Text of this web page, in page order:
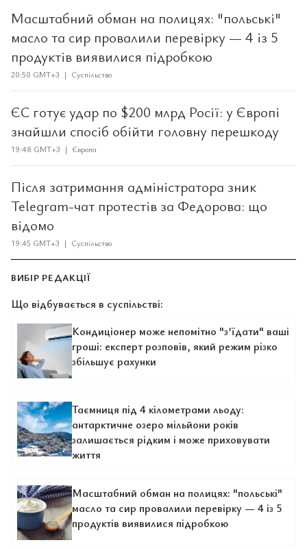
Масштабний обман на полицях: "польські"
масло та сир провалили перевірку — 4 із 5
продуктів виявилися підробкою
20:50 GMT+3 | Суспільство
ЄС готує удар по $200 млрд Росії: у Європі
знайшли спосіб обійти головну перешкоду
19:48 GMT+3 | Європа
Після затримання адміністратора зник
Telegram-чат протестів за Федорова: що
відомо
19:45 GMT+3 | Суспільство
ВИБІР РЕДАКЦІЇ
Що відбувається в суспільстві:
Кондиціонер може непомітно "з’їдати" ваші
гроші: експерт розповів, який режим різко
збільшує рахунки
Таємниця під 4 кілометрами льоду:
антарктичне озеро мільйони років
залишається рідким і може приховувати
життя
Масштабний обман на полицях: "польські"
масло та сир провалили перевірку — 4 із 5
продуктів виявилися підробкою